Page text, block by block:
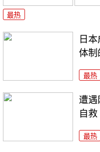
最热
日
体制
最热
遭遇
自救
最热